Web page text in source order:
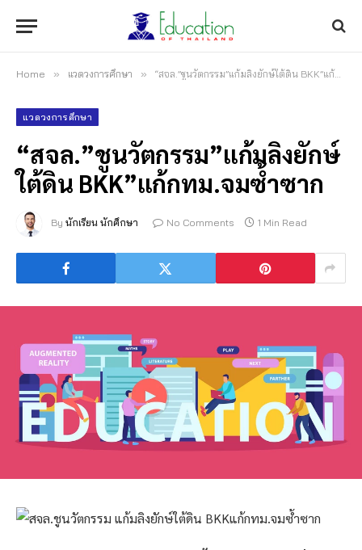
Home » แวดวงการศึกษา » “สจล.”ชูนวัตกรรม”แก้มลิงยักษ์ใต้ดิน BKK”แก้กทม.จมซ้ำซาก
แวดวงการศึกษา
“สจล.”ชูนวัตกรรม”แก้มลิงยักษ์
ใต้ดิน BKK”แก้กทม.จมซ้ำซาก
By นักเรียน นักศึกษา No Comments 1 Min Read